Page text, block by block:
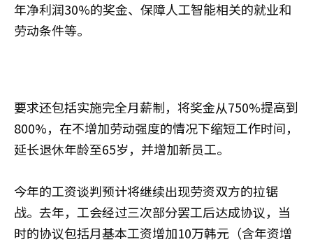
年净利润30%的奖金、保障人工智能相关的就业和
劳动条件等。
要求还包括实施完全月薪制，将奖金从750%提高到
800%，在不增加劳动强度的情况下缩短工作时间，
延长退休年龄至65岁，并增加新员工。
今年的工资谈判预计将继续出现劳资双方的拉锯
战。去年，工会经过三次部分罢工后达成协议，当
时的协议包括月基本工资增加10万韩元（含年资增